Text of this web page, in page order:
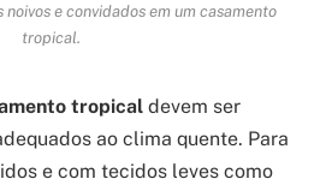
noivos e convidados em um casamento
tropical.
tropical devem ser
ao clima quente. Para
e com tecidos leves como